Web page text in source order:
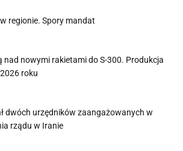
regionie. Spory mandat
nad nowymi rakietami do S-300. Produkcja
roku
dwóch urzędników zaangażowanych w
rządu w Iranie